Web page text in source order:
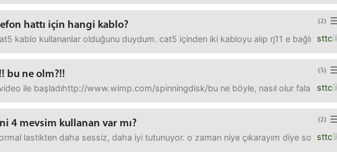
(2)
hattı için hangi kablo?
sttc
kablo kullananlar olduğunu duydum. cat5 içinden iki kabloyu alıp rj11 e
(5)
bu ne olm?!!
sttc
ile başladıhttp://www.wimp.com/spinningdisk/bu ne böyle, nasıl olur falan
(2)
4 mevsim kullanan var mı?
sttc
lastikten daha sessiz, daha iyi tutunuyor. o zaman niye çıkarayım diye